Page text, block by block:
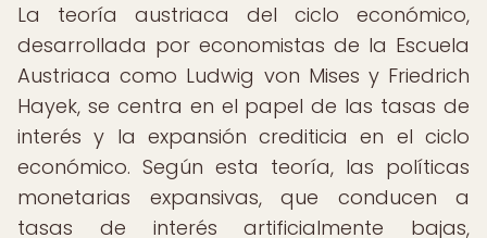
La teoría austriaca del ciclo económico,
desarrollada por economistas de la Escuela
Austriaca como Ludwig von Mises y Friedrich
Hayek, se centra en el papel de las tasas de
interés y la expansión crediticia en el ciclo
económico. Según esta teoría, las políticas
monetarias expansivas, que conducen a
tasas de interés artificialmente bajas,